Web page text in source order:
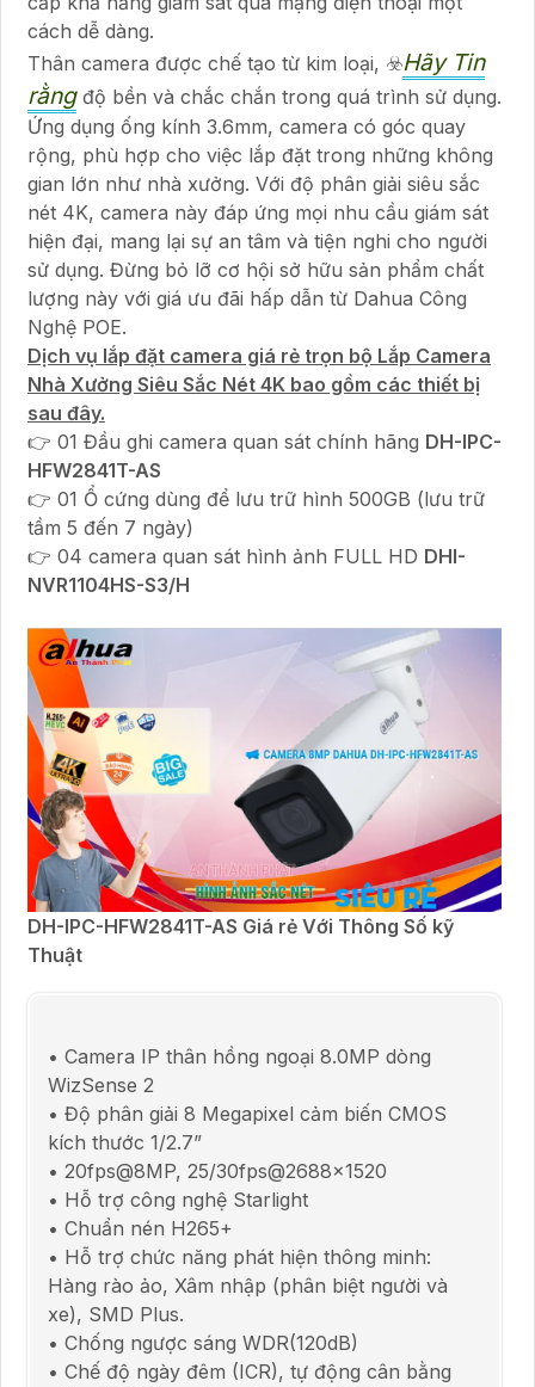
cách dễ dàng.
Thân camera được chế tạo từ kim loại, ☣️Hãy Tin
rằngđộ bền và chắc chắn trong quá trình sử dụng.
Ứng dụng ống kính 3.6mm, camera có góc quay
rộng, phù hợp cho việc lắp đặt trong những không
gian lớn như nhà xưởng. Với độ phân giải siêu sắc
nét 4K, camera này đáp ứng mọi nhu cầu giám sát
hiện đại, mang lại sự an tâm và tiện nghi cho người
sử dụng. Đừng bỏ lỡ cơ hội sở hữu sản phẩm chất
lượng này với giá ưu đãi hấp dẫn từ Dahua Công
Nghệ POE.
Dịch vụ lắp đặt camera giá rẻ trọn bộ Lắp Camera
Nhà Xưởng Siêu Sắc Nét 4K bao gồm các thiết bị
sau đây.
👉 01 Đầu ghi camera quan sát chính hãng DH-IPC-
HFW2841T-AS
👉 01 Ổ cứng dùng để lưu trữ hình 500GB (lưu trữ
tầm 5 đến 7 ngày)
👉 04 camera quan sát hình ảnh FULL HD DHI-
NVR1104HS-S3/H
DH-IPC-HFW2841T-AS Giá rẻ Với Thông Số kỹ
Thuật
• Camera IP thân hồng ngoại 8.0MP dòng
WizSense 2
• Độ phân giải 8 Megapixel cảm biến CMOS
kích thước 1/2.7”
• 20fps@8MP, 25/30fps@2688x1520
• Hỗ trợ công nghệ Starlight
• Chuẩn nén H265+
• Hỗ trợ chức năng phát hiện thông minh:
Hàng rào ảo, Xâm nhập (phân biệt người và
xe), SMD Plus.
• Chống ngược sáng WDR(120dB)
• Chế độ ngày đêm (ICR), tự động cân bằng